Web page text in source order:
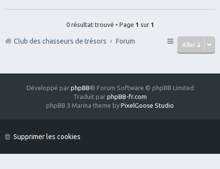
0 résultat trouvé • Page 1 sur 1
Aller à
Club des chasseurs de trésors Forum
Développé par phpBB® Forum Software © phpBB Limited
Traduit par phpBB-fr.com
phpBB 3 Marina theme by PixelGoose Studio
Supprimer les cookies